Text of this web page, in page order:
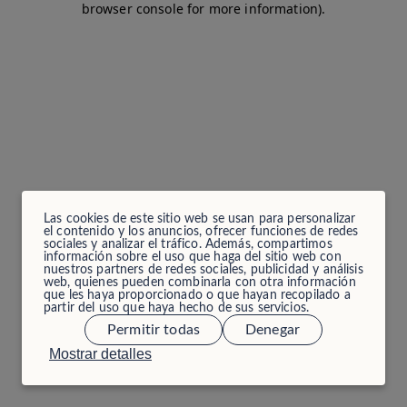
Las cookies de este sitio web se usan para personalizar
el contenido y los anuncios, ofrecer funciones de redes
sociales y analizar el tráfico. Además, compartimos
información sobre el uso que haga del sitio web con
nuestros partners de redes sociales, publicidad y análisis
web, quienes pueden combinarla con otra información
que les haya proporcionado o que hayan recopilado a
partir del uso que haya hecho de sus servicios.
Mostrar detalles
Permitir todas Denegar
browser console for more information).